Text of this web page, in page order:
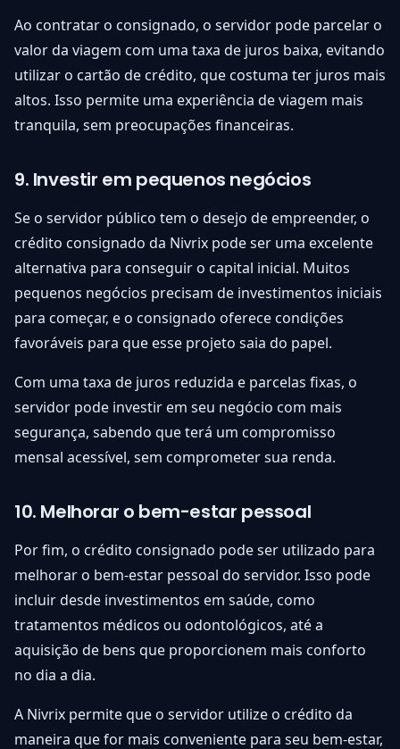
Ao contratar o consignado, o servidor pode parcelar o
valor da viagem com uma taxa de juros baixa, evitando
utilizar o cartão de crédito, que costuma ter juros mais
altos. Isso permite uma experiência de viagem mais
tranquila, sem preocupações financeiras.
9. Investir em pequenos negócios
Se o servidor público tem o desejo de empreender, o
crédito consignado da Nivrix pode ser uma excelente
alternativa para conseguir o capital inicial. Muitos
pequenos negócios precisam de investimentos iniciais
para começar, e o consignado oferece condições
favoráveis para que esse projeto saia do papel.
Com uma taxa de juros reduzida e parcelas fixas, o
servidor pode investir em seu negócio com mais
segurança, sabendo que terá um compromisso
mensal acessível, sem comprometer sua renda.
10. Melhorar o bem-estar pessoal
Por fim, o crédito consignado pode ser utilizado para
melhorar o bem-estar pessoal do servidor. Isso pode
incluir desde investimentos em saúde, como
tratamentos médicos ou odontológicos, até a
aquisição de bens que proporcionem mais conforto
no dia a dia.
A Nivrix permite que o servidor utilize o crédito da
maneira que for mais conveniente para seu bem-estar,